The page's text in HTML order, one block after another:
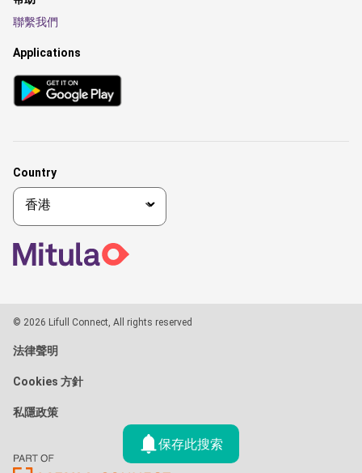
保存此搜索
聯繫我們
Applications
Country
© 2026 Lifull Connect, All rights reserved
法律聲明
Cookies 方針
私隱政策